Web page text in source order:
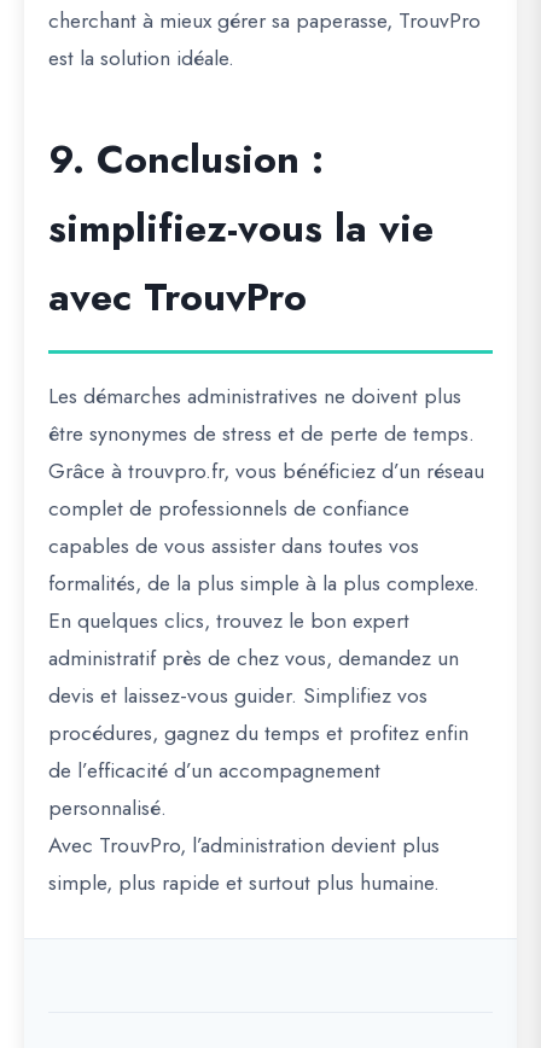
cherchant à mieux gérer sa paperasse, TrouvPro
est la solution idéale.
9. Conclusion :
simplifiez-vous la vie
avec TrouvPro
Les démarches administratives ne doivent plus
être synonymes de stress et de perte de temps.
Grâce à trouvpro.fr, vous bénéficiez d’un réseau
complet de professionnels de confiance
capables de vous assister dans toutes vos
formalités, de la plus simple à la plus complexe.
En quelques clics, trouvez le bon expert
administratif près de chez vous, demandez un
devis et laissez-vous guider. Simplifiez vos
procédures, gagnez du temps et profitez enfin
de l’efficacité d’un accompagnement
personnalisé.
Avec TrouvPro, l’administration devient plus
simple, plus rapide et surtout plus humaine.